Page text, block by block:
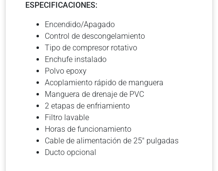
ESPECIFICACIONES:
Encendido/Apagado
Control de descongelamiento
Tipo de compresor rotativo
Enchufe instalado
Polvo epoxy
Acoplamiento rápido de manguera
Manguera de drenaje de PVC
2 etapas de enfriamiento
Filtro lavable
Horas de funcionamiento
Cable de alimentación de 25″ pulgadas
Ducto opcional